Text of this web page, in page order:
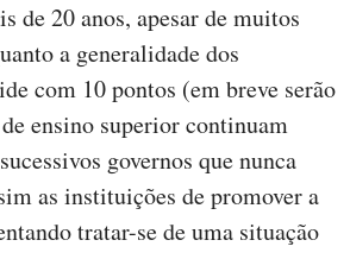
de 20 anos, apesar de muitos
a generalidade dos
com 10 pontos (em breve serão
ensino superior continuam
governos que nunca
as instituições de promover a
tratar-se de uma situação